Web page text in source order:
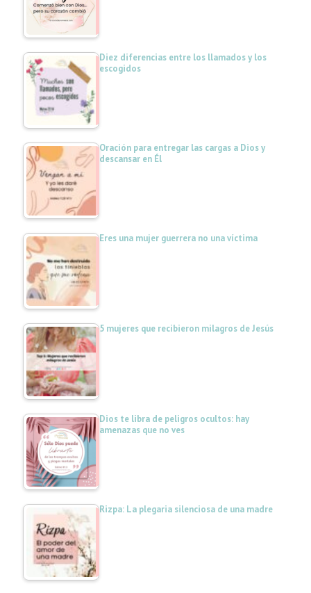
Diez diferencias entre los llamados y los
escogidos
Oración para entregar las cargas a Dios y
descansar en Él
Eres una mujer guerrera no una víctima
5 mujeres que recibieron milagros de Jesús
Dios te libra de peligros ocultos: hay
amenazas que no ves
Rizpa: La plegaria silenciosa de una madre